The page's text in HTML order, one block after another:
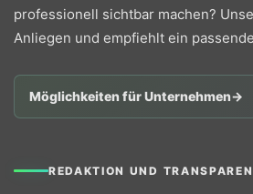
professionell sichtbar machen?
Anliegen und empfiehlt ein
Möglichkeiten für Unternehmen→
REDAKTION UND